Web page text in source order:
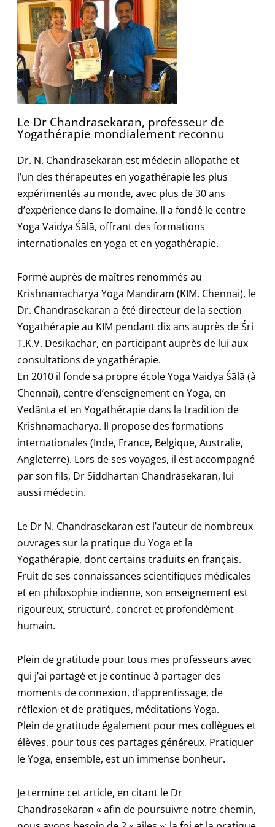
Le Dr Chandrasekaran, professeur de
Yogathérapie mondialement reconnu
Dr. N. Chandrasekaran est médecin allopathe et
l’un des thérapeutes en yogathérapie les plus
expérimentés au monde, avec plus de 30 ans
d’expérience dans le domaine. Il a fondé le centre
Yoga Vaidya Śālā, offrant des formations
internationales en yoga et en yogathérapie.
Formé auprès de maîtres renommés au
Krishnamacharya Yoga Mandiram (KIM, Chennai), le
Dr. Chandrasekaran a été directeur de la section
Yogathérapie au KIM pendant dix ans auprès de Śri
T.K.V. Desikachar, en participant auprès de lui aux
consultations de yogathérapie.
En 2010 il fonde sa propre école Yoga Vaidya Śālā (à
Chennai), centre d’enseignement en Yoga, en
Vedãnta et en Yogathérapie dans la tradition de
Krishnamacharya. Il propose des formations
internationales (Inde, France, Belgique, Australie,
Angleterre). Lors de ses voyages, il est accompagné
par son fils, Dr Siddhartan Chandrasekaran, lui
aussi médecin.
Le Dr N. Chandrasekaran est l’auteur de nombreux
ouvrages sur la pratique du Yoga et la
Yogathérapie, dont certains traduits en français.
Fruit de ses connaissances scientifiques médicales
et en philosophie indienne, son enseignement est
rigoureux, structuré, concret et profondément
humain.
Plein de gratitude pour tous mes professeurs avec
qui j’ai partagé et je continue à partager des
moments de connexion, d’apprentissage, de
réflexion et de pratiques, méditations Yoga.
Plein de gratitude également pour mes collègues et
élèves, pour tous ces partages généreux. Pratiquer
le Yoga, ensemble, est un immense bonheur.
Je termine cet article, en citant le Dr
Chandrasekaran « afin de poursuivre notre chemin,